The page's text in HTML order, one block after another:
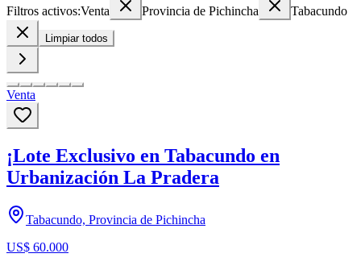
Filtros activos:Venta Provincia de Pichincha Tabacundo
Limpiar todos
Venta
¡Lote Exclusivo en Tabacundo en
Urbanización La Pradera
Tabacundo, Provincia de Pichincha
US$ 60.000